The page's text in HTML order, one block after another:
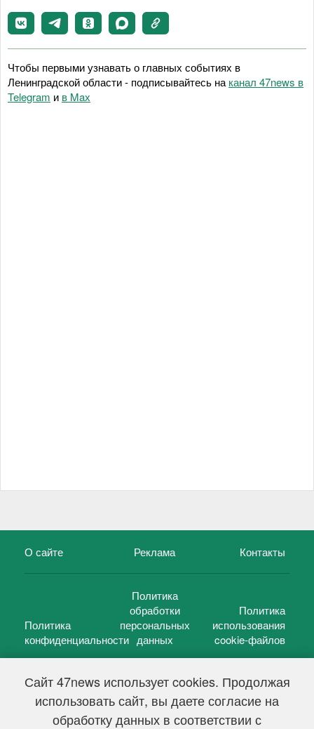
Сайт 47news использует cookies. Продолжая
использовать сайт, вы даете согласие на
обработку данных в соответствии с
Чтобы первыми узнавать о главных событиях в
Ленинградской области - подписывайтесь на канал 47news в
Telegram и в Maх
О сайте Реклама Контакты
Политика
конфиденциальности
Политика
обработки
персональных
данных
Политика
использования
cookie-файлов
47 новостей (47 news)2005 — 2026 г.
Свидетельство о регистрации СМИ Эл № ФС 77-39848, выдано